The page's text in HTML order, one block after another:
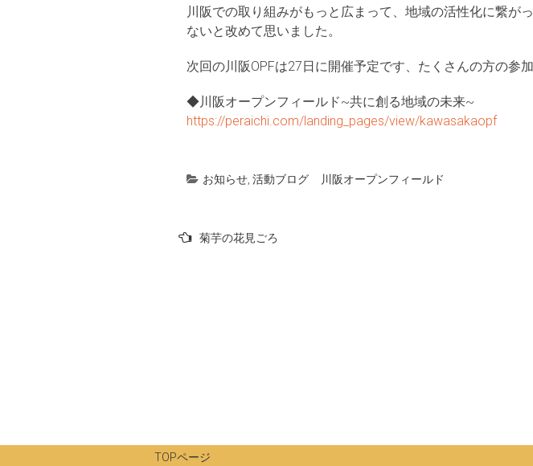
川阪での取り組みがもっと広まって、地域の活性化に繋が
ないと改めて思いました。
次回の川阪OPFは27日に開催予定です、たくさんの方の参
◆川阪オープンフィールド~共に創る地域の未来~
https://peraichi.com/landing_pages/view/kawasakaopf
お知らせ 活動ブログ 川阪オープンフィールド
ン
菊芋の花見ごろ
TOPページ